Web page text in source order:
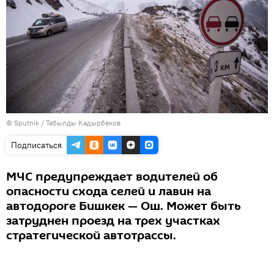
© Sputnik / Табылды Кадырбеков
Подписаться
МЧС предупреждает водителей об
опасности схода селей и лавин на
автодороге Бишкек — Ош. Может быть
затруднен проезд на трех участках
стратегической автотрассы.